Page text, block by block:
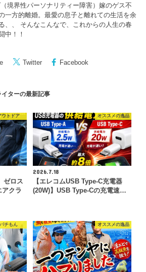
境界性パーソナリティー障害）嫁のゲス不
一方的離婚。最愛の息子と離れての生活を余
、、 そんなこんなで、これからの人生の春
中！！
Twitter Facebook
イターの最新記事
ウトドア
ゼロス
アクラ
オススメの逸品
2026.7.18
【エレコムUSB Type-C充電器
(20W)】USB Type-Cの充電速…
パチもん オススメの逸品